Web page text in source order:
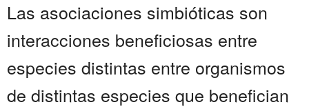
Las asociaciones simbióticas son
interacciones beneficiosas entre
especies distintas entre organismos
de distintas especies que benefician